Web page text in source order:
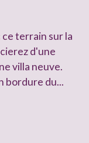
terrain sur la
d'une
villa neuve.
bordure du...